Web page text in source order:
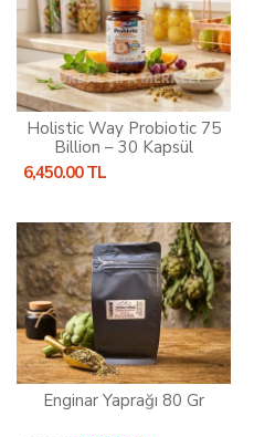
Holistic Way Probiotic 75
Billion – 30 Kapsül
6,450.00 TL
Enginar Yaprağı 80 Gr